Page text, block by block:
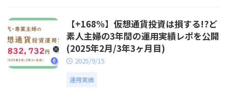
【+168%】仮想通貨投資は損する!?ど
素人主婦の3年間の運用実績レポを公開
(2025年2月/3年3ヶ月目)
2025/9/15
運用実績